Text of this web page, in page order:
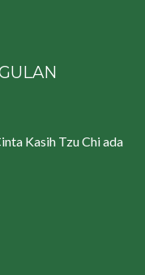
Kasih Tzu Chi ada